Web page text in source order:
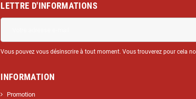
LETTRE D'INFORMATIONS
Vous pouvez vous désinscrire à tout moment. Vous trouverez pour cela
INFORMATION
Promotion